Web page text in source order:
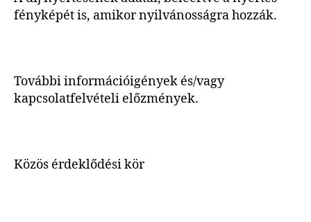
fényképét is, amikor nyilvánosságra hozzák.
További információigények és/vagy
kapcsolatfelvételi előzmények.
Közös érdeklődési kör